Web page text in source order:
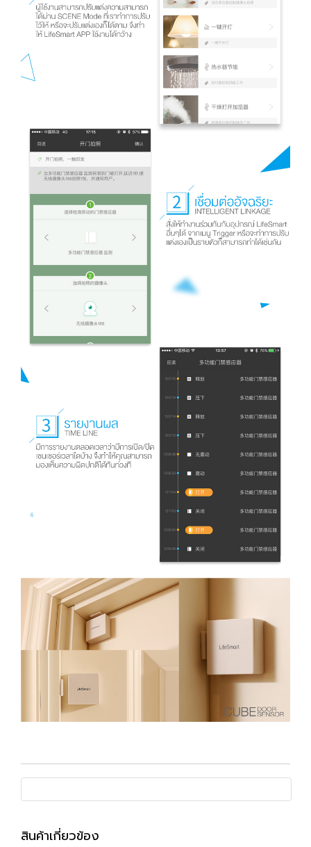
สินค้าเกี่ยวข้อง